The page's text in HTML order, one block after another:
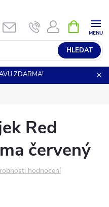
HLEDAT
NÁKUPNÍ
KOŠÍK
ZDARMA!
Red
červený
hodnocení